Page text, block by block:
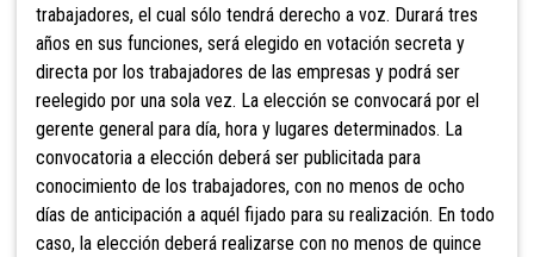
trabajadores, el cual sólo tendrá derecho a voz. Durará tres
años en sus funciones, será elegido en votación secreta y
directa por los trabajadores de las empresas y podrá ser
reelegido por una sola vez. La elección se convocará por el
gerente general para día, hora y lugares determinados. La
convocatoria a elección deberá ser publicitada para
conocimiento de los trabajadores, con no menos de ocho
días de anticipación a aquél fijado para su realización. En todo
caso, la elección deberá realizarse con no menos de quince